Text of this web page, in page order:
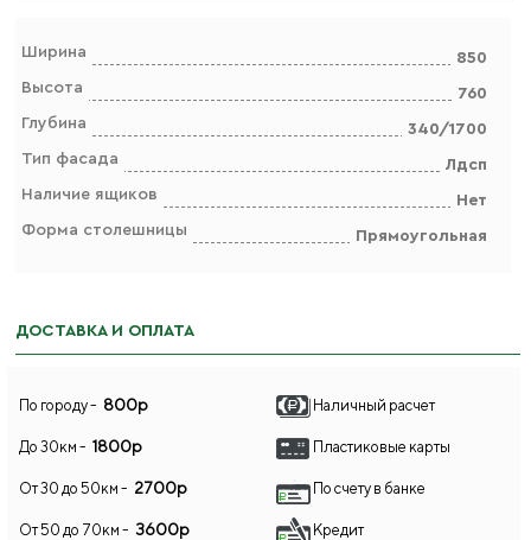
Ширина
850
Высота
760
Глубина
340/1700
Тип фасада
Лдсп
Наличие ящиков
Нет
Форма столешницы
Прямоугольная
ДОСТАВКА И ОПЛАТА
По городу - 800р
До 30км - 1800р
От 30 до 50км - 2700р
От 50 до 70км - 3600р
Наличный расчет
Пластиковые карты
По счету в банке
Кредит